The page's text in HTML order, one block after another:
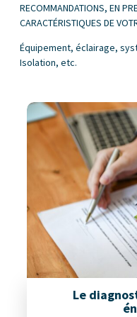
RECOMMANDATIONS, EN
CARACTÉRISTIQUES DE
Équipement, éclairage,
Isolation, etc.
Le